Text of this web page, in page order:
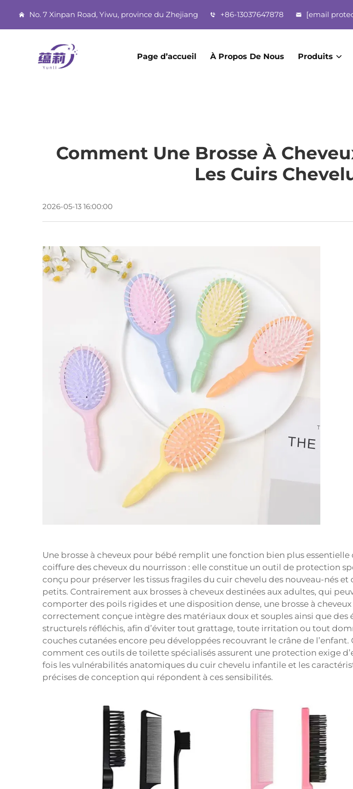
No. 7 Xinpan Road, Yiwu, province du Zhejiang +86-13037647878 [email
Page d’accueil À Propos De Nous Produits
Comment Une Brosse À
Les Cuirs
2026-05-13 16:00:00
Une brosse à cheveux pour bébé remplit une fonction bien plus essentielle
coiffure des cheveux du nourrisson : elle constitue un outil de protection
conçu pour préserver les tissus fragiles du cuir chevelu des nouveau-nés et
petits. Contrairement aux brosses à cheveux destinées aux adultes, qui
comporter des poils rigides et une disposition dense, une brosse à
correctement conçue intègre des matériaux doux et souples ainsi que des
structurels réfléchis, afin d’éviter tout grattage, toute irritation ou tout
couches cutanées encore peu développées recouvrant le crâne de
comment ces outils de toilette spécialisés assurent une protection exige
fois les vulnérabilités anatomiques du cuir chevelu infantile et les
précises de conception qui répondent à ces sensibilités.